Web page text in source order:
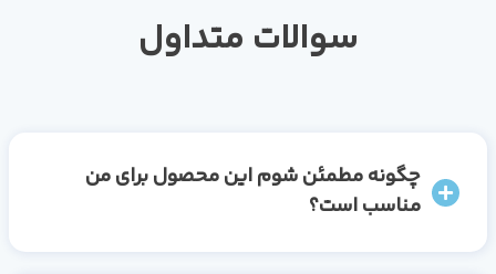
سوالات متداول
چگونه مطمئن شوم این محصول برای من
مناسب است؟